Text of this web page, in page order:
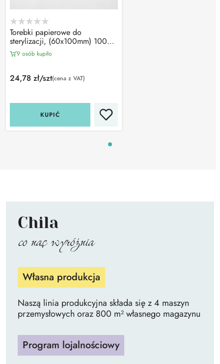
Torebki papierowe do
sterylizacji, (60x100mm) 100
szt, MicroSTOP
9 osób kupiło
24,78 zł/szt(cena z VAT)
KUPIĆ
Chila
co nas wyróżnia
Własna produkcja
Naszą linia produkcyjna składa się z 4 maszyn
przemysłowych oraz 800 m² własnego magazynu
Program lojalnościowy